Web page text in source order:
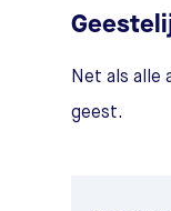
Net als alle
geest.